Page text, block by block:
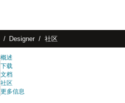
Designer 社区
概述
下载
文档
社区
更多信息